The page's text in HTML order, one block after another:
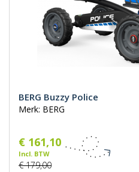
BERG Buzzy Police
Merk: BERG
€ 161,10
Incl. BTW
€ 179,00